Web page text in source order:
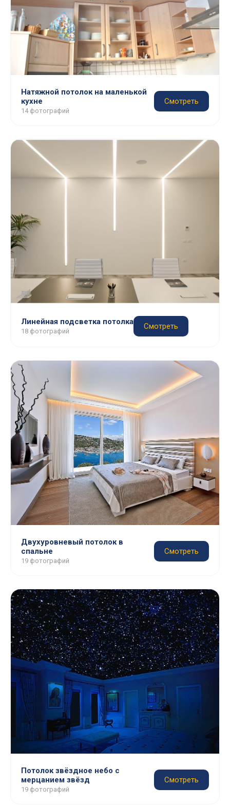
Натяжной потолок на маленькой
кухне
14 фотографий
Смотреть
Линейная подсветка потолка
18 фотографий
Смотреть
Двухуровневый потолок в
спальне
19 фотографий
Смотреть
Потолок звёздное небо с
мерцанием звёзд
19 фотографий
Смотреть